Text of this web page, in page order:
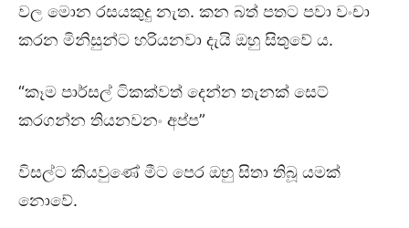
වල මොන රසයකුදු නැත. කන බත් පතට පවා වංචා
කරන මිනිසුන්ට හරියනවා දැයි ඔහු සිතුවේ ය.
“කෑම පාර්සල් ටිකක්වත් දෙන්න තැනක් සෙට්
කරගන්න තියනවනං අප්ප”
විසල්ට කියවුණේ මීට පෙර ඔහු සිතා තිබූ යමක්
නොවේ.